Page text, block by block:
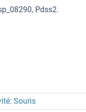
Pdss2.
Souris